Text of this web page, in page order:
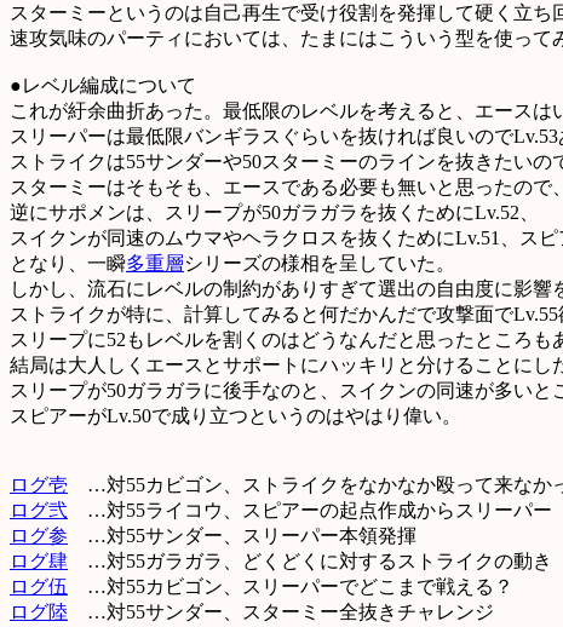
スターミーというのは自己再生で受け役割を発揮して硬く立ち
速攻気味のパーティにおいては、たまにはこういう型を使って
●レベル編成について
これが紆余曲折あった。最低限のレベルを考えると、エースは
スリーパーは最低限バンギラスぐらいを抜ければ良いのでLv.53
ストライクは55サンダーや50スターミーのラインを抜きたいの
スターミーはそもそも、エースである必要も無いと思ったので
逆にサポメンは、スリープが50ガラガラを抜くためにLv.52、
スイクンが同速のムウマやヘラクロスを抜くためにLv.51、スピ
となり、一瞬多重層シリーズの様相を呈していた。
しかし、流石にレベルの制約がありすぎて選出の自由度に影響
ストライクが特に、計算してみると何だかんだで攻撃面でLv.55
スリープに52もレベルを割くのはどうなんだと思ったところも
結局は大人しくエースとサポートにハッキリと分けることにし
スリープが50ガラガラに後手なのと、スイクンの同速が多いと
スピアーがLv.50で成り立つというのはやはり偉い。
ログ壱 …対55カビゴン、ストライクをなかなか殴って来なか
ログ弐 …対55ライコウ、スピアーの起点作成からスリーパー
ログ参 …対55サンダー、スリーパー本領発揮
ログ肆 …対55ガラガラ、どくどくに対するストライクの動き
ログ伍 …対55カビゴン、スリーパーでどこまで戦える？
ログ陸 …対55サンダー、スターミー全抜きチャレンジ